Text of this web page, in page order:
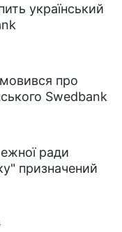
український
про
Swedbank
ради
призначений